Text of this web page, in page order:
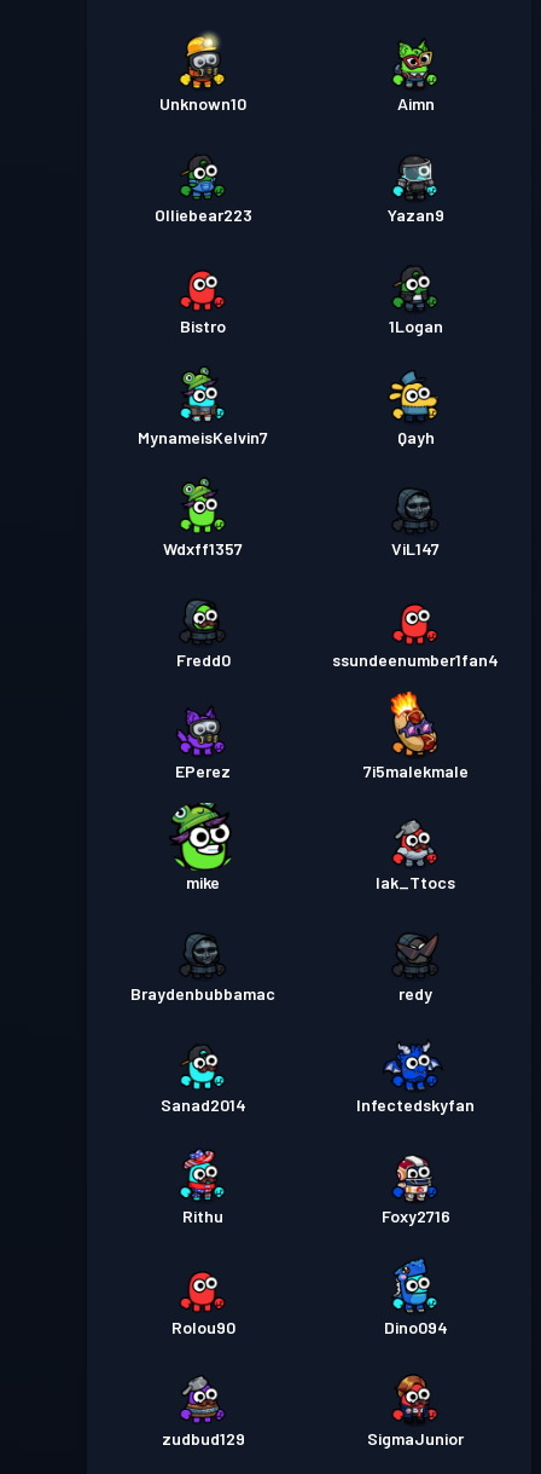
Unknown10 Aimn
Olliebear223 Yazan9
Bistro 1Logan
MynameisKelvin7 Qayh
Wdxff1357 ViL147
Fredd0 ssundeenumber1fan4
EPerez 7i5malekmale
mike Iak_Ttocs
Braydenbubbamac redy
Sanad2014 Infectedskyfan
Rithu Foxy2716
Rolou90 Dino094
zudbud129 SigmaJunior